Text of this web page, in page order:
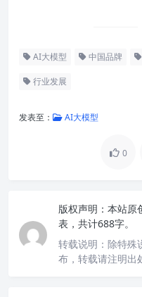
AI大模型 中国品牌
行业发展
发表至： AI大模型
0
版权声明： 本站原
表，共计688字。
转载说明： 除特殊
布，转载请注明出